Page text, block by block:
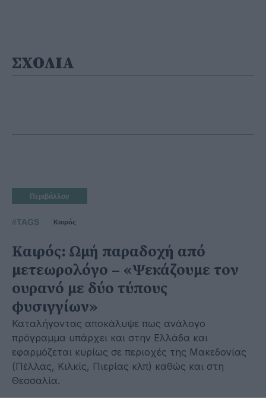
ΣΧΟΛΙΑ
Περιβάλλον
#TAGS Καιρός
Καιρός: Ωμή παραδοχή από
μετεωρολόγο – «Ψεκάζουμε τον
ουρανό με δύο τύπους
φυσιγγίων»
Καταλήγοντας αποκάλυψε πως ανάλογο
πρόγραμμα υπάρχει και στην Ελλάδα και
εφαρμόζεται κυρίως σε περιοχές της Μακεδονίας
(Πέλλας, Κιλκίς, Πιερίας κλπ) καθώς και στη
Θεσσαλία.